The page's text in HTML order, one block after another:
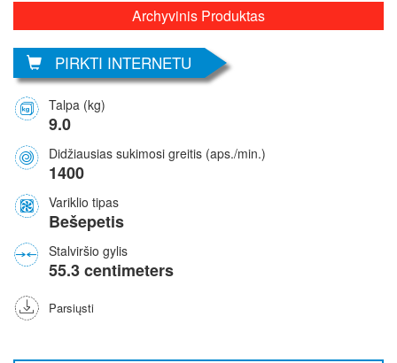
Archyvinis Produktas
PIRKTI INTERNETU
Talpa (kg)
9.0
Didžiausias sukimosi greitis (aps./min.)
1400
Variklio tipas
Bešepetis
Stalviršio gylis
55.3 centimeters
Parsiųsti